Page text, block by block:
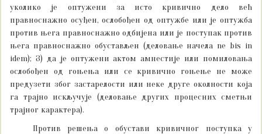
уколико је оптужени за исто кривично дело већ
правноснажно осуђен, ослобођен од оптужбе или је оптужба
против њега правноснажно одбијена или је поступак против
њега правноснажно обустављен (деловање начела ne bis in
idem); 3) да је оптужени актом амнестије или помиловања
ослобођен од гоњења или се кривично гоњење не може
предузети због застарелости или неке друге околности која
га трајно искључује (деловање других процесних сметњи
трајног карактера).
Против решења о обустави кривичног поступка у